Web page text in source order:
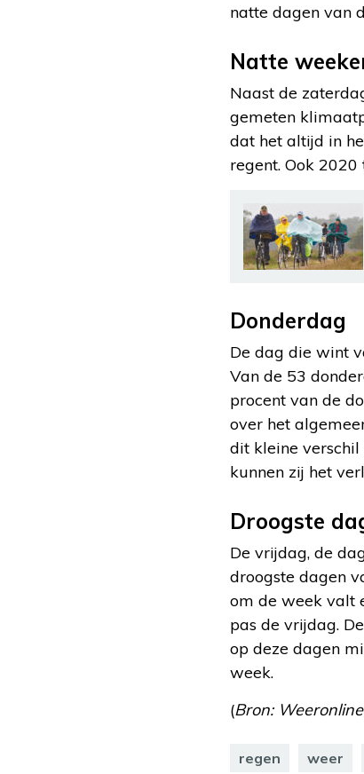
natte dagen van
Natte
Naast de
gemeten
dat het altijd in
regent. Ook
Donderdag
De dag die wint
Van de 53
procent van de
over het
dit kleine verschil
kunnen zij het
Droogste
De vrijdag, de
droogste dagen
om de week valt
pas de vrijdag.
op deze dagen
week.
(Bron:
regen weer